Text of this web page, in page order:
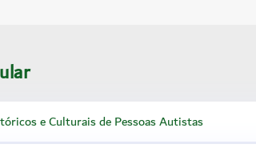
e Culturais de Pessoas Autistas